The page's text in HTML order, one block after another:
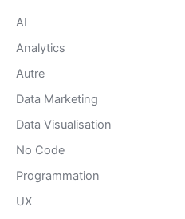
AI
Analytics
Autre
Data Marketing
Data Visualisation
No Code
Programmation
UX